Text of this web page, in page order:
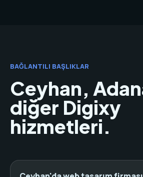
BAĞLANTILI BAŞLIKLAR
Ceyhan,
diğer Digixy
hizmetleri.